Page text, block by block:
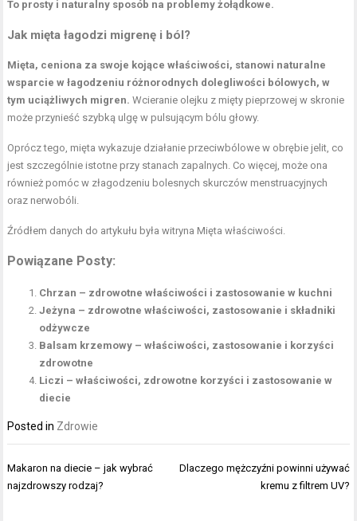
To prosty i naturalny sposób na problemy żołądkowe.
Jak mięta łagodzi migrenę i ból?
Mięta, ceniona za swoje kojące właściwości, stanowi naturalne
wsparcie w łagodzeniu różnorodnych dolegliwości bólowych, w
tym uciążliwych migren. Wcieranie olejku z mięty pieprzowej w skronie
może przynieść szybką ulgę w pulsującym bólu głowy.
Oprócz tego, mięta wykazuje działanie przeciwbólowe w obrębie jelit, co
jest szczególnie istotne przy stanach zapalnych. Co więcej, może ona
również pomóc w złagodzeniu bolesnych skurczów menstruacyjnych
oraz nerwobóli.
Źródłem danych do artykułu była witryna Mięta właściwości
Powiązane Posty:
Chrzan – zdrowotne właściwości i zastosowanie w kuchni
Jeżyna – zdrowotne właściwości, zastosowanie i składniki
odżywcze
Balsam krzemowy – właściwości, zastosowanie i korzyści
zdrowotne
Liczi – właściwości, zdrowotne korzyści i zastosowanie w
diecie
Posted in Zdrowie
Nawigacja
wpisu
Makaron na diecie – jak wybrać
najzdrowszy rodzaj?
Dlaczego mężczyźni powinni używać
kremu z filtrem UV?